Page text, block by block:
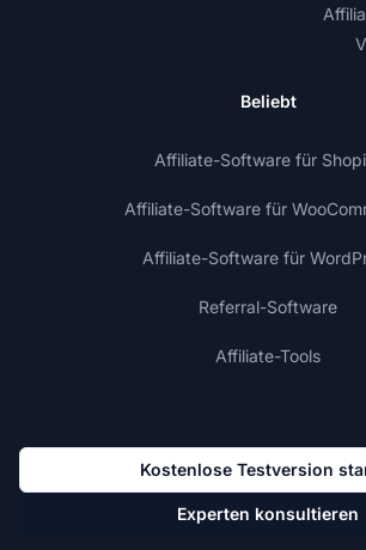
Beliebt
Affiliate-Software für
Affiliate-Software für
Affiliate-Software für
Referral-Software
Affiliate-Tools
Kostenlose Testversion
Experten konsultieren